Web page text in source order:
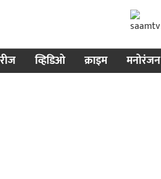
व्हिडिओ क्राइम मनोरंजन